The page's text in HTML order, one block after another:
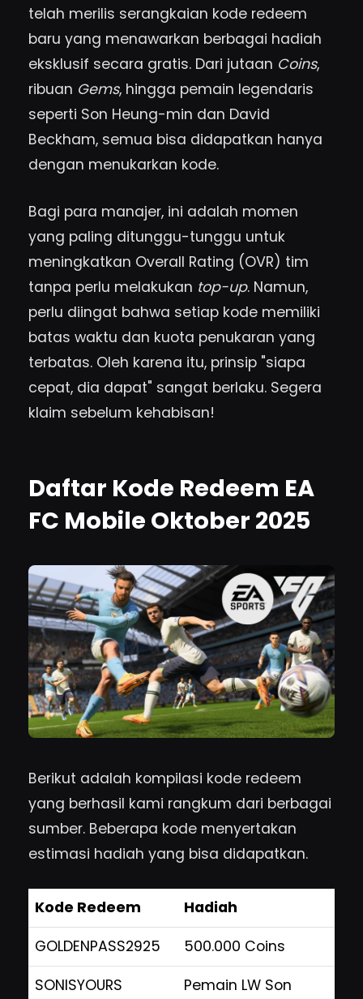
telah merilis serangkaian kode redeem
baru yang menawarkan berbagai hadiah
eksklusif secara gratis. Dari jutaan Coins,
ribuan Gems, hingga pemain legendaris
seperti Son Heung-min dan David
Beckham, semua bisa didapatkan hanya
dengan menukarkan kode.
Bagi para manajer, ini adalah momen
yang paling ditunggu-tunggu untuk
meningkatkan Overall Rating (OVR) tim
tanpa perlu melakukan top-up. Namun,
perlu diingat bahwa setiap kode memiliki
batas waktu dan kuota penukaran yang
terbatas. Oleh karena itu, prinsip "siapa
cepat, dia dapat" sangat berlaku. Segera
klaim sebelum kehabisan!
Daftar Kode Redeem EA
FC Mobile Oktober 2025
Berikut adalah kompilasi kode redeem
yang berhasil kami rangkum dari berbagai
sumber. Beberapa kode menyertakan
estimasi hadiah yang bisa didapatkan.
Kode Redeem
Hadiah
GOLDENPASS2925
500.000 Coins
SONISYOURS
Pemain LW Son